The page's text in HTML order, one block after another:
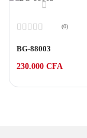
0
5
(0)
BG-88003
230.000 CFA